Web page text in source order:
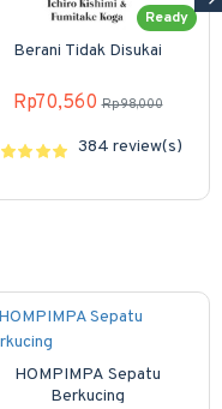
Ready
Berani Tidak Disukai
Rp70,560 Rp98,000
384 review(s)
HOMPIMPA Sepatu
Berkucing